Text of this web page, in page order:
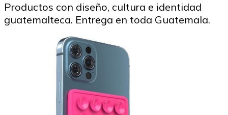
Productos con diseño, cultura e identidad
guatemalteca. Entrega en toda Guatemala.